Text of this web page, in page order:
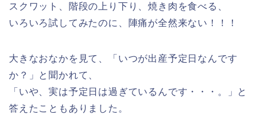
スクワット、階段の上り下り、焼き肉を食べる、
いろいろ試してみたのに、陣痛が全然来ない！！！
大きなおなかを見て、「いつが出産予定日なんです
か？」と聞かれて、
「いや、実は予定日は過ぎているんです・・・。」と
答えたこともありました。